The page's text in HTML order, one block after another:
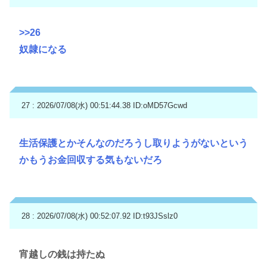
>>26
奴隷になる
27 : 2026/07/08(水) 00:51:44.38 ID:oMD57Gcwd
生活保護とかそんなのだろうし取りようがないという
かもうお金回収する気もないだろ
28 : 2026/07/08(水) 00:52:07.92 ID:t93JSslz0
宵越しの銭は持たぬ